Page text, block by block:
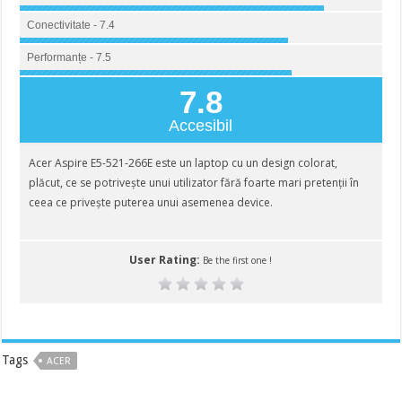
Conectivitate - 7.4
Performanțe - 7.5
7.8
Accesibil
Acer Aspire E5-521-266E este un laptop cu un design colorat,
plăcut, ce se potrivește unui utilizator fără foarte mari pretenții în
ceea ce privește puterea unui asemenea device.
User Rating: Be the first one !
Tags ACER